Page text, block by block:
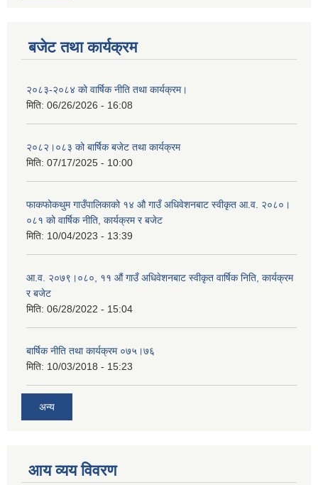
बजेट तथा कार्यक्रम
२०८३-२०८४ को वार्षिक नीति तथा कार्यक्रम।
मिति: 06/26/2026 - 16:08
२०८२।०८३ को बार्षिक बजेट तथा कार्यक्रम
मिति: 07/17/2025 - 10:00
फाकफोकथुम गाउँपालिकाको १४ औ गाउँ अधिवेशनबाट स्वीकृत आ.व. २०८०।
०८१ को वार्षिक नीति, कार्यक्रम र बजेट
मिति: 10/04/2023 - 13:39
आ.व. २०७९।०८०, ११ औं गाउँ अधिवेशनबाट स्वीकृत वार्षिक निति, कार्यक्रम
र बजेट
मिति: 06/28/2022 - 15:04
बार्षिक नीति तथा कार्यक्रम ०७५।७६
मिति: 10/03/2018 - 15:23
अन्य
आय व्यय विवरण